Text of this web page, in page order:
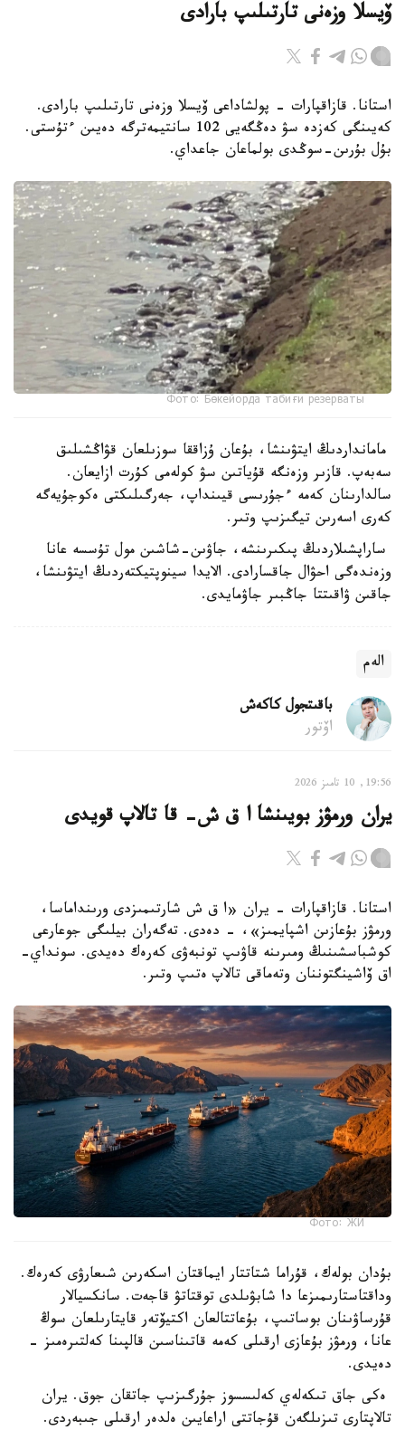
ۆيسلا وزەنى تارتىلىپ بارادى
استانا. قازاقپارات - پولشاداعى ۆيسلا وزەنى تارتىلىپ بارادى.
كەيىنگى كەزدە سۋ دەڭگەيى 102 سانتيمەترگە دەيىن ءتۇستى.
بۇل بۇرىن-سوڭدى بولماعان جاعداي.
Фото: Бөкейорда табиғи резерваты
مامانداردىڭ ايتۋىنشا، بۇعان ۇزاققا سوزىلعان قۋاڭشىلىق
سەبەپ. قازىر وزەنگە قۇياتىن سۋ كولەمى كۇرت ازايعان.
سالدارىنان كەمە ءجۇرىسى قيىنداپ، جەرگىلىكتى ەكوجۇيەگە
كەرى اسەرىن تيگىزىپ وتىر.
ساراپشىلاردىڭ پىكىرىنشە، جاۋىن-شاشىن مول تۇسسە عانا
وزەندەگى احۋال جاقسارادى. الايدا سينوپتيكتەردىڭ ايتۋىنشا،
جاقىن ۋاقىتتا جاڭبىر جاۋمايدى.
الەم
باقىتجول كاكەش
اۆتور
19:56, 10 تامىز 2026
يران ورمۋز بويىنشا ا ق ش- قا تالاپ قويدى
استانا. قازاقپارات - يران «ا ق ش شارتىمىزدى ورىنداماسا،
ورمۋز بۇعازىن اشپايمىز»، - دەدى. تەگەران بيلىگى جوعارعى
كوشباسشىنىڭ ومىرىنە قاۋىپ تونبەۋى كەرەك دەيدى. سونداي-
اق ۆاشينگتوننان وتەماقى تالاپ ەتىپ وتىر.
Фото: ЖИ
بۇدان بولەك، قۇراما شتاتتار ايماقتان اسكەرىن شىعارۋى كەرەك.
وداقتاستارىمىزعا دا شابۋىلدى توقتاتۋ قاجەت. سانكسيالار
قۇرساۋىنان بوساتىپ، بۇعاتتالعان اكتيۆتەر قايتارىلعان سوڭ
عانا، ورمۋز بۇعازى ارقىلى كەمە قاتىناسىن قالپىنا كەلتىرەمىز -
دەيدى.
ەكى جاق تىكەلەي كەلىسسوز جۇرگىزىپ جاتقان جوق. يران
تالاپتارى تىزىلگەن قۇجاتتى اراعايىن ەلدەر ارقىلى جىبەردى.